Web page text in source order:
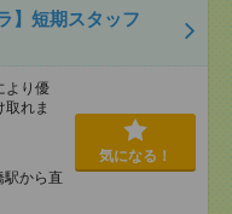
】短期スタッフ
り優
れま
から直
気になる！